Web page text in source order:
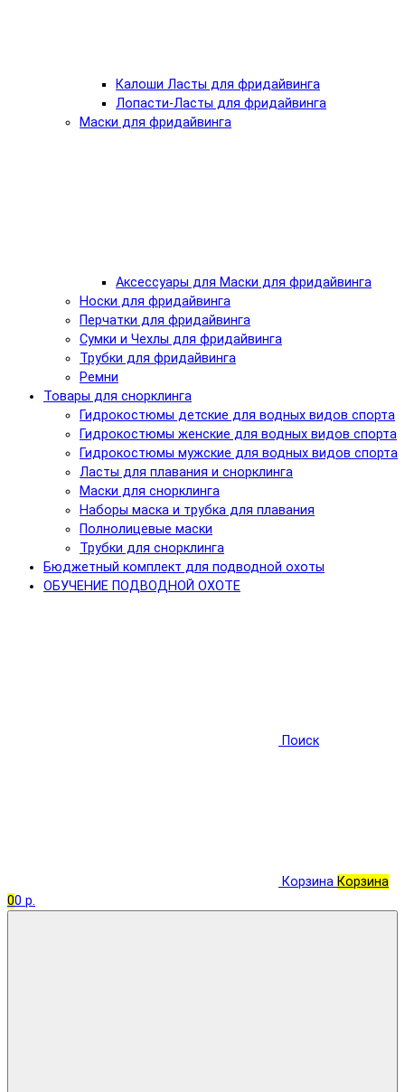
Калоши Ласты для фридайвинга
Лопасти-Ласты для фридайвинга
Маски для фридайвинга
Аксессуары для Маски для фридайвинга
Носки для фридайвинга
Перчатки для фридайвинга
Сумки и Чехлы для фридайвинга
Трубки для фридайвинга
Ремни
Товары для снорклинга
Гидрокостюмы детские для водных видов спорта
Гидрокостюмы женские для водных видов спорта
Гидрокостюмы мужские для водных видов спорта
Ласты для плавания и снорклинга
Маски для снорклинга
Наборы маска и трубка для плавания
Полнолицевые маски
Трубки для снорклинга
Бюджетный комплект для подводной охоты
ОБУЧЕНИЕ ПОДВОДНОЙ ОХОТЕ
Поиск
Корзина Корзина
00 р.